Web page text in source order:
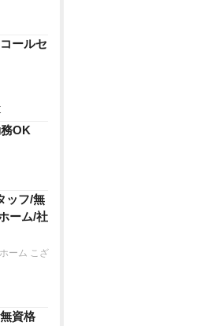
ールセ
OK
ッフ/無
ーム/社
ーム こざ
資格